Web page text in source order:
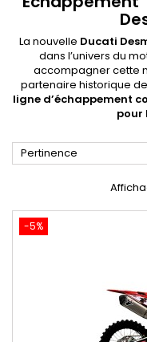
La nouvelle Ducati
dans l’univers du
accompagner cette
partenaire historique
ligne d’échappement
pour
Pertinence
-5%